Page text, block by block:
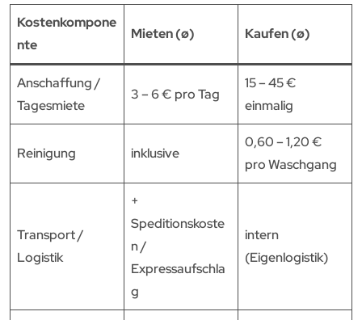
Kostenkompone
nte
Mieten (ø) Kaufen (ø)
Anschaffung /
Tagesmiete
3 – 6 € pro Tag
15 – 45 €
einmalig
Reinigung inklusive
0,60 – 1,20 €
pro Waschgang
Transport /
Logistik
+
Speditionskoste
n /
Expressaufschla
g
intern
(Eigenlogistik)